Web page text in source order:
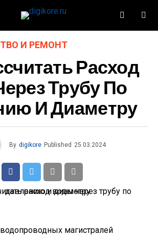
И РЕМОНТ
Расход
Трубу По
И Диаметру
By digikore Published 25.03.2024
магистралей